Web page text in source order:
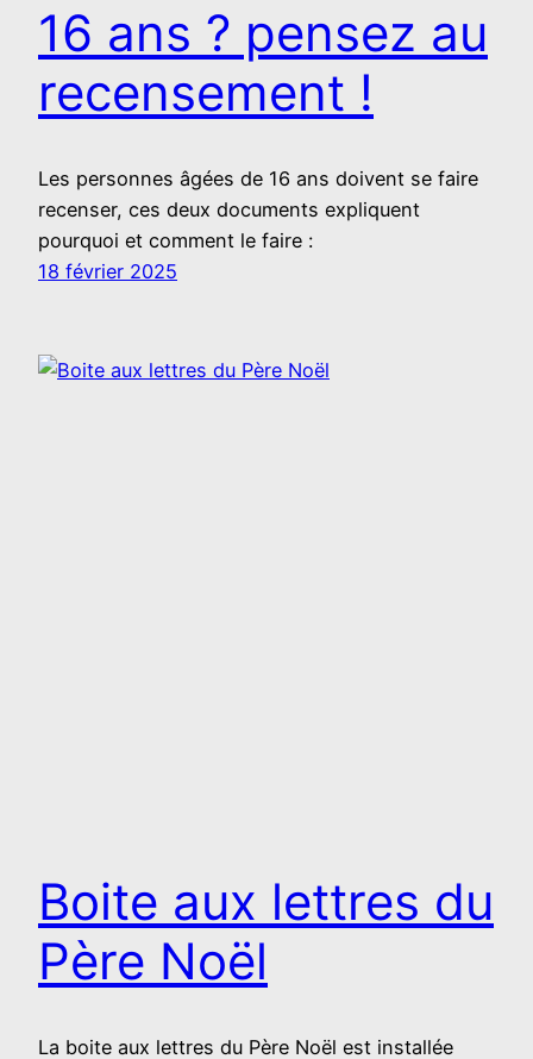
16 ans ? pensez au
recensement !
Les personnes âgées de 16 ans doivent se faire
recenser, ces deux documents expliquent
pourquoi et comment le faire :
18 février 2025
Boite aux lettres du
Père Noël
La boite aux lettres du Père Noël est installée